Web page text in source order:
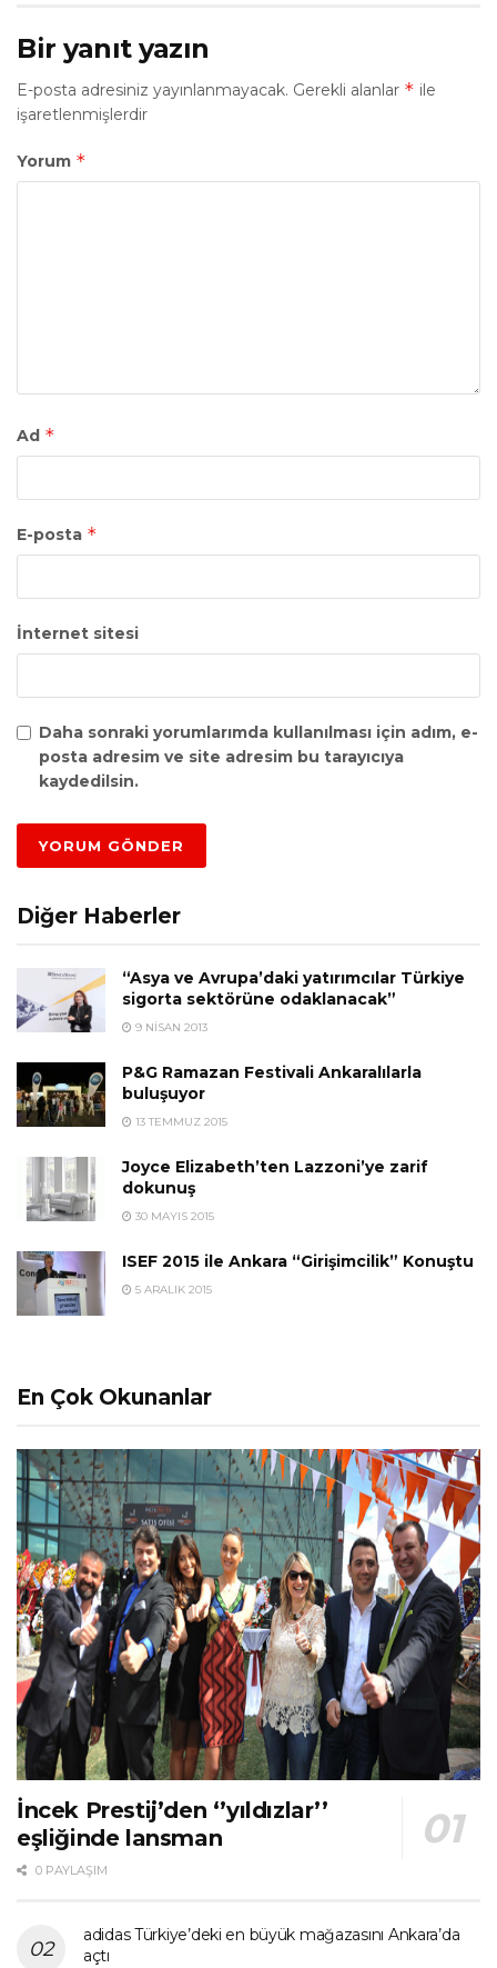
Bir yanıt yazın
E-posta adresiniz yayınlanmayacak. Gerekli alanlar * ile
işaretlenmişlerdir
Yorum *
Ad *
E-posta *
İnternet sitesi
Daha sonraki yorumlarımda kullanılması için adım, e-
posta adresim ve site adresim bu tarayıcıya
kaydedilsin.
Diğer Haberler
“Asya ve Avrupa’daki yatırımcılar Türkiye
sigorta sektörüne odaklanacak”
9 NISAN 2013
P&G Ramazan Festivali Ankaralılarla
buluşuyor
13 TEMMUZ 2015
Joyce Elizabeth’ten Lazzoni’ye zarif
dokunuş
30 MAYIS 2015
ISEF 2015 ile Ankara “Girişimcilik” Konuştu
5 ARALIK 2015
En Çok Okunanlar
İncek Prestij’den ‘’yıldızlar’’
eşliğinde lansman
0 PAYLAŞIM
adidas Türkiye’deki en büyük mağazasını Ankara’da
açtı